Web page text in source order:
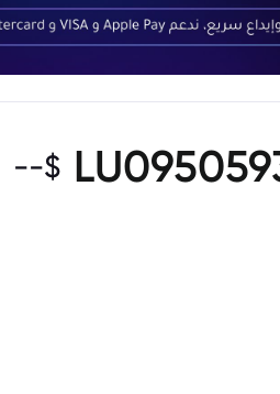
$
--